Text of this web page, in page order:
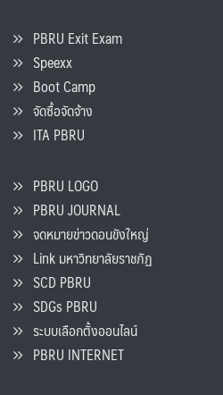
PBRU Exit Exam
Speexx
Boot Camp
จัดซื้อจัดจ้าง
ITA PBRU
PBRU LOGO
PBRU JOURNAL
จดหมายข่าวดอนขังใหญ่
Link มหาวิทยาลัยราชภัฏ
SCD PBRU
SDGs PBRU
ระบบเลือกตั้งออนไลน์
PBRU INTERNET